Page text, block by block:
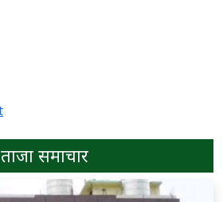
ताजा समाचार